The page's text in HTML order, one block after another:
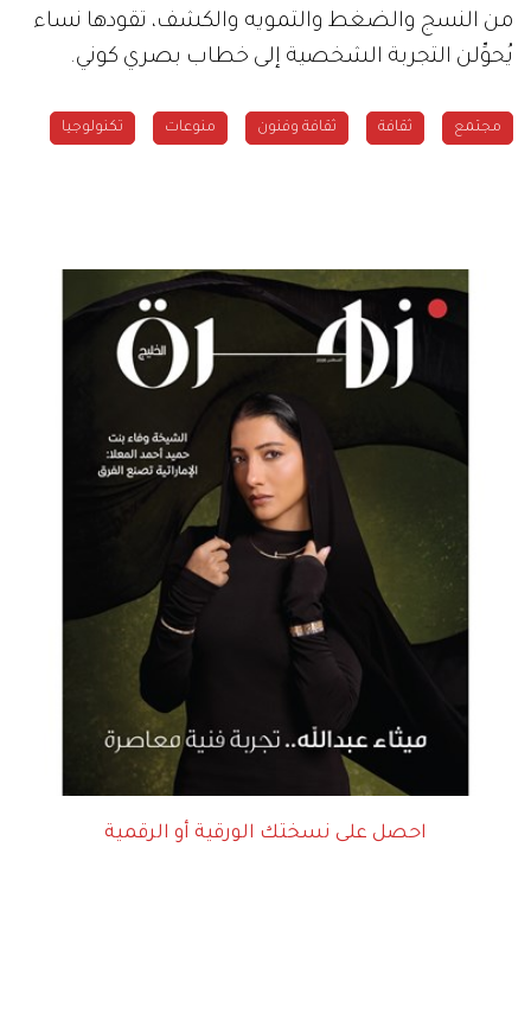
من النسج والضغط والتمويه والكشف، تقودها نساء
يُحوِّلن التجربة الشخصية إلى خطاب بصري كوني.
مجتمع ثقافة ثقافة وفنون منوعات تكنولوجيا
احصل على نسختك الورقية أو الرقمية